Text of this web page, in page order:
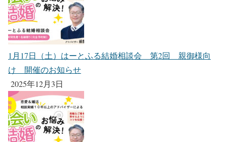
1月17日（土）はーとふる結婚相談会 第2回 親御様向
け 開催のお知らせ
2025年12月3日